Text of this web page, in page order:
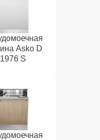
Asko D
1976 S